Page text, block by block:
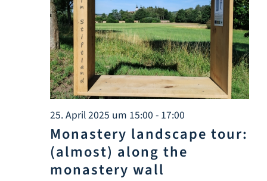
25. April 2025 um 15:00 - 17:00
Monastery landscape tour:
(almost) along the
monastery wall